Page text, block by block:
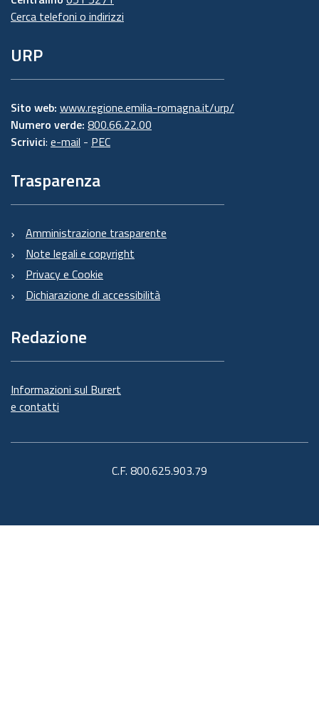
Cerca telefoni o indirizzi
URP
Sito web: www.regione.emilia-romagna.it/urp/
Numero verde: 800.66.22.00
Scrivici: e-mail - PEC
Trasparenza
Amministrazione trasparente
Note legali e copyright
Privacy e Cookie
Dichiarazione di accessibilità
Redazione
Informazioni sul Burert
e contatti
C.F. 800.625.903.79